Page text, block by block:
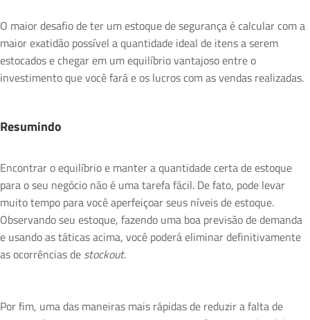
O maior desafio de ter um estoque de segurança é calcular com a
maior exatidão possível a quantidade ideal de itens a serem
estocados e chegar em um equilíbrio vantajoso entre o
investimento que você fará e os lucros com as vendas realizadas.
Resumindo
Encontrar o equilíbrio e manter a quantidade certa de estoque
para o seu negócio não é uma tarefa fácil. De fato, pode levar
muito tempo para você aperfeiçoar seus níveis de estoque.
Observando seu estoque, fazendo uma boa previsão de demanda
e usando as táticas acima, você poderá eliminar definitivamente
as ocorrências de stockout.
Por fim, uma das maneiras mais rápidas de reduzir a falta de